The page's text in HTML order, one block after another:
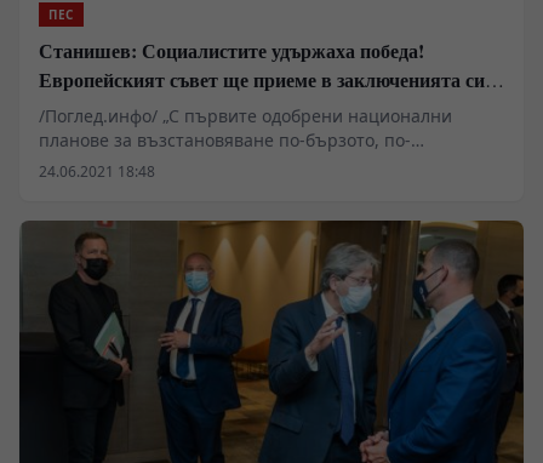
ПЕС
Станишев: Социалистите удържаха победа!
Европейският съвет ще приеме в заключенията си
целите на Социалния план за действие
/Поглед.инфо/ „С първите одобрени национални
планове за възстановяване по-бързото, по-
справедливото и по-устойчивото икономическо
традиционната си подготвителна среща преди
заседанието на Европейския съвет в Брюксел.
24.06.2021 18:48